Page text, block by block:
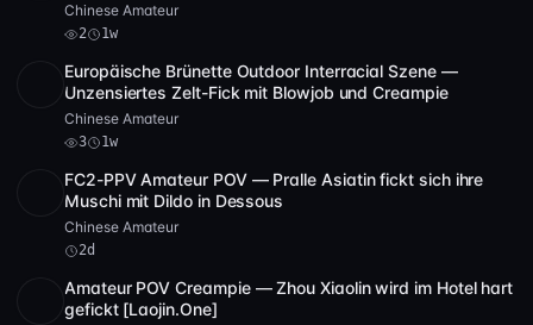
Chinese Amateur
2 1w
Full HD 3
Europäische Brünette Outdoor Interracial Szene —
Unzensiertes Zelt-Fick mit Blowjob und Creampie
Chinese Amateur
3 1w
FC2-PPV Amateur POV — Pralle Asiatin fickt sich ihre
Muschi mit Dildo in Dessous
Chinese Amateur
2d
Amateur POV Creampie — Zhou Xiaolin wird im Hotel hart
gefickt [Laojin.One]